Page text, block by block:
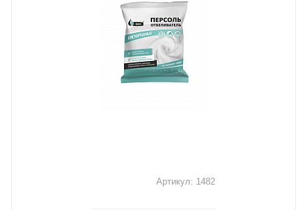
Артикул: 1482